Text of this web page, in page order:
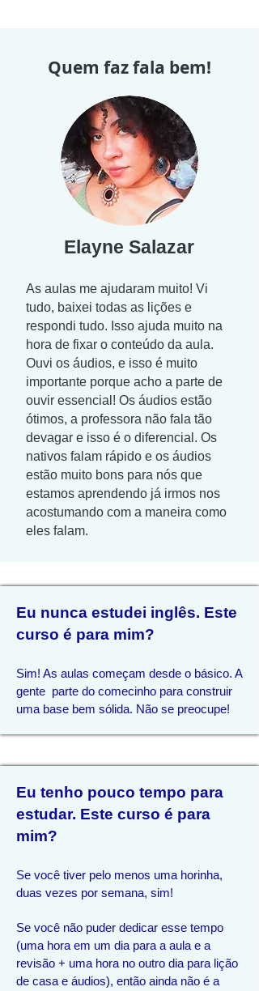
Quem faz fala bem!
Elayne Salazar
As aulas me ajudaram muito! Vi
tudo, baixei todas as lições e
respondi tudo. Isso ajuda muito na
hora de fixar o conteúdo da aula.
Ouvi os áudios, e isso é muito
importante porque acho a parte de
ouvir essencial! Os áudios estão
ótimos, a professora não fala tão
devagar e isso é o diferencial. Os
nativos falam rápido e os áudios
estão muito bons para nós que
estamos aprendendo já irmos nos
acostumando com a maneira como
eles falam.
Eu nunca estudei inglês. Este
curso é para mim?
Sim! As aulas começam desde o básico. A
gente parte do comecinho para construir
uma base bem sólida. Não se preocupe!
Eu tenho pouco tempo para
estudar. Este curso é para
mim?
Se você tiver pelo menos uma horinha,
duas vezes por semana, sim!
Se você não puder dedicar esse tempo
(uma hora em um dia para a aula e a
revisão + uma hora no outro dia para lição
de casa e áudios), então ainda não é a